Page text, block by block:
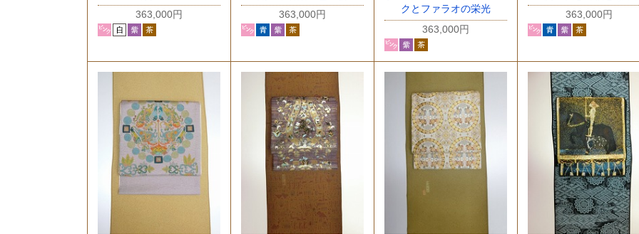
363,000円
363,000円
クとファラオの栄光
363,000円
363,000円